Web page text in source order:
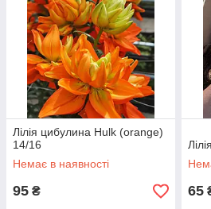
Лілія цибулина Hulk (orange)
14/16
Немає в наявності
95 ₴ 65